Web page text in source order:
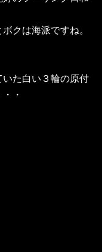
クは海派ですね。
た白い３輪の原付
・